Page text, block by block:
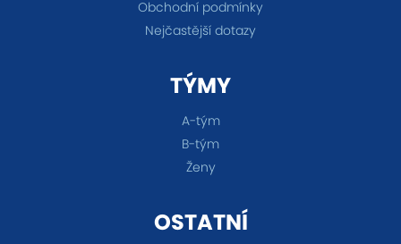
Obchodní podmínky
Nejčastější dotazy
TÝMY
A-tým
B-tým
Ženy
OSTATNÍ